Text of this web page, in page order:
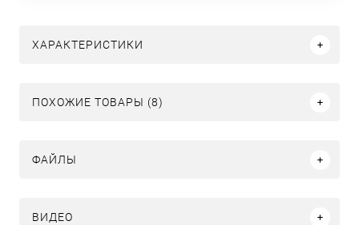
ХАРАКТЕРИСТИКИ
ПОХОЖИЕ ТОВАРЫ (8)
ФАЙЛЫ
ВИДЕО